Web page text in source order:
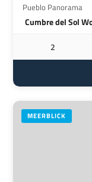
Pueblo Panorama
Cumbre del Sol
2
MEERBLICK